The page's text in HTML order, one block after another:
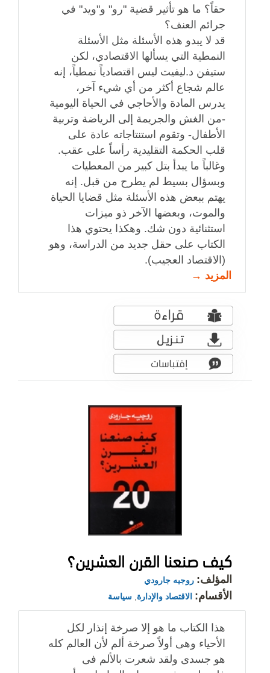
حقاً؟ ما هو تأثير قضية "رو" و"ويد" في
جرائم العنف؟
قد لا يبدو هذه الأسئلة مثل الأسئلة
النمطية التي يسألها الاقتصادي، لكن
ستيفن د.ليفيت ليس اقتصادياً نمطياً، إنه
عالم شجاع أكثر من أي شيء آخر،
يدرس المادة والأحاجي في الحياة اليومية
-من الغش والجريمة إلى الرياضة وتربية
الأطفال- وتقوم استنتاجاته عادة على
قلب الحكمة التقليدية رأساً على عقب.
وغالباً ما يبدأ بتل كبير من المعطيات
وبسؤال بسيط لم يطرح من قبل. إنه
يهتم ببعض هذه الأسئلة مثل قضايا الحياة
والموت، وبعضها الآخر ذو ميزات
استثنائية دون شك. وهكذا يحتوي هذا
الكتاب على حقل جديد من الدراسة، وهو
(الاقتصاد العجيب).
المزيد →
كيف صنعنا القرن العشرين؟
المؤلف: روجيه جارودي
الأقسام: الاقتصاد والإدارة, سياسة
هذا الكتاب ما هو إلا صرخة إنذار لكل
الأحياء وهى أولاً صرخة ألم لأن العالم كله
هو جسدى ولقد شعرت بالألم فى